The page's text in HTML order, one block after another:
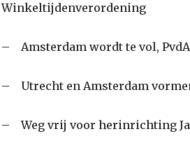
Winkeltijdenverordening
– Amsterdam wordt te vol,
– Utrecht en Amsterdam
– Weg vrij voor herinrichting